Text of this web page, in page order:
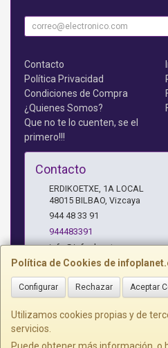
Política de Cookies de
Configurar Rechazar Aceptar
Utilizamos cookies propias y de
servicios.
Contacto
Política Privacidad
Condiciones de Compra
¿Quienes Somos?
Que no te lo cuenten, se el
primero!!!
Contacto
ERDIKOETXE, 1A LOCAL
48015 BILBAO, Vizcaya
944 48 33 91
944483391
info@infoplanet.es
Horario
10 A 14:15 H Y 17:15 A 19:30 H